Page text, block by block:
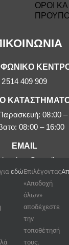
2514 409 909
08:00 –
08:00 – 16:00
EMAIL
ΟΡΟΙ ΚΑΙ
εδώΕπιλέγοντας
«Αποδοχή
όλων»
αποδέχεστε
την
τοποθέτησή
τους.